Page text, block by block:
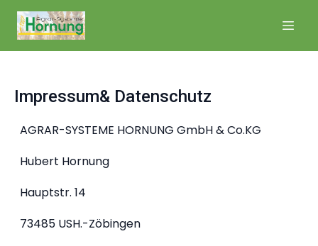
Impressum& Datenschutz
AGRAR-SYSTEME HORNUNG GmbH & Co.KG
Hubert Hornung
Hauptstr. 14
73485 USH.-Zöbingen